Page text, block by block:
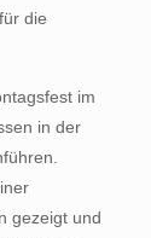
die
im
in der
gezeigt und